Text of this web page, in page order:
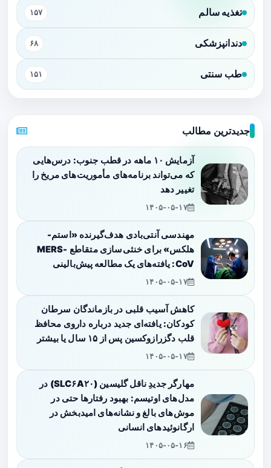
تغذیه سالم ۱۵۷
دندانپزشکی ۶۸
طب سنتی ۱۵۱
جدیدترین مطالب
آزمایش ۱۰ ماهه در قطب جنوب: درس‌هایی
که می‌تواند برنامه‌های مأموریت‌های مریخ را
تغییر دهد
۱۴۰۵-۰۵-۱۷
مهندسی آنتی‌بادی هدف‌گیرنده «استم-
هلکس» برای خنثی‌سازی متقاطع MERS-
CoV: یافته‌های یک مطالعه پیش‌بالینی
۱۴۰۵-۰۵-۱۷
کاهش آسیب قلبی در بازماندگان سرطان
کودکان: یافته‌ای جدید درباره داروی محافظ
قلب دگزرازوکسین پس از ۱۵ سال یا بیشتر
۱۴۰۵-۰۵-۱۷
مهارگر جدیدِ ناقل گلیسین (SLC۶A۲۰) در
مدل‌های اوتیسم: بهبود رفتارها حتی در
موش‌های بالغ و نشانه‌های امیدبخش در
ارگانوئیدهای انسانی
۱۴۰۵-۰۵-۱۶